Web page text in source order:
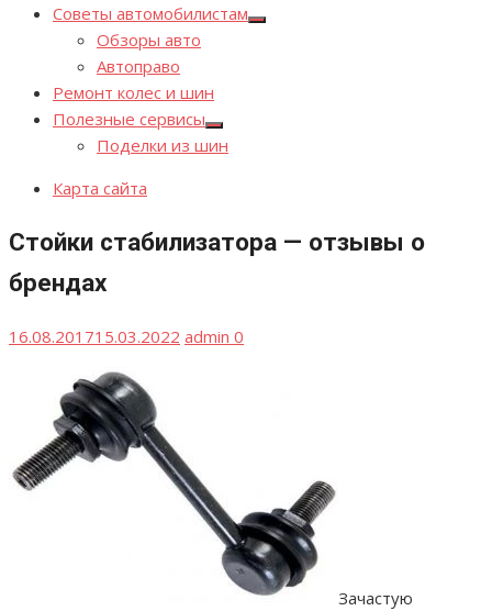
Советы автомобилистам
Показывать
Обзоры авто
Автоправо
Ремонт колес и шин
Полезные сервисы
Показывать
подменю
Поделки из шин
Карта сайта
Стойки стабилизатора — отзывы о
брендах
Опубликовано
16.08.201715.03.2022 Автор
admin 0
Зачастую